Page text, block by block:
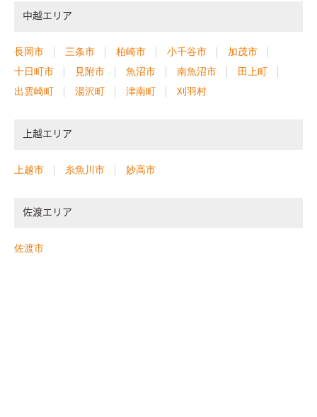
中越エリア
長岡市 三条市 柏崎市 小千谷市
加茂市
十日町市
見附市 魚沼市 南魚沼市
田上町
出雲崎町
湯沢町 津南町 刈羽村
上越エリア
上越市 糸魚川市 妙高市
佐渡エリア
佐渡市